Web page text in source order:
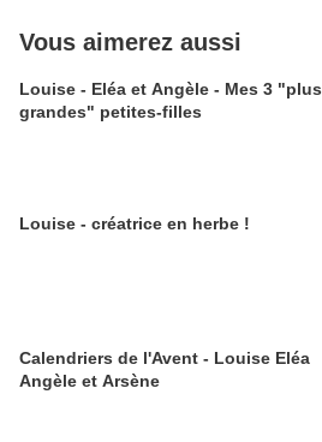
Vous aimerez aussi
Louise - Eléa et Angèle - Mes 3 "plus
grandes" petites-filles
Louise - créatrice en herbe !
Calendriers de l'Avent - Louise Eléa
Angèle et Arsène